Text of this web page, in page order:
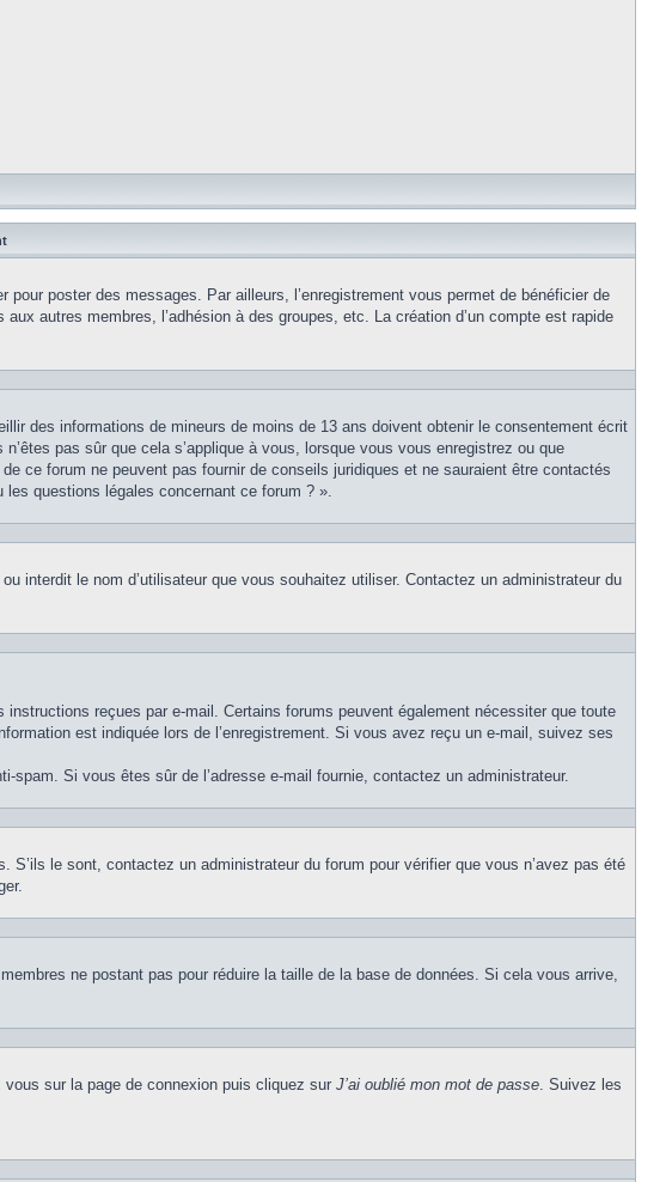
poster des messages. Par ailleurs, l’enregistrement vous permet de bénéficier de
autres membres, l’adhésion à des groupes, etc. La création d’un compte est rapide
des informations de mineurs de moins de 13 ans doivent obtenir le consentement écrit
pas sûr que cela s’applique à vous, lorsque vous vous enregistrez ou que
ce forum ne peuvent pas fournir de conseils juridiques et ne sauraient être contactés
questions légales concernant ce forum ? ».
interdit le nom d’utilisateur que vous souhaitez utiliser. Contactez un administrateur du
reçues par e-mail. Certains forums peuvent également nécessiter que toute
est indiquée lors de l’enregistrement. Si vous avez reçu un e-mail, suivez ses
spam. Si vous êtes sûr de l’adresse e-mail fournie, contactez un administrateur.
le sont, contactez un administrateur du forum pour vérifier que vous n’avez pas été
ne postant pas pour réduire la taille de la base de données. Si cela vous arrive,
sur la page de connexion puis cliquez sur J’ai oublié mon mot de passe. Suivez les